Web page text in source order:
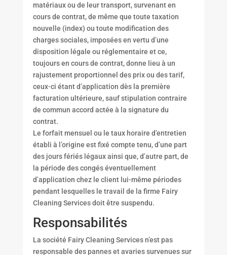
matériaux ou de leur transport, survenant en
cours de contrat, de même que toute taxation
nouvelle (index) ou toute modification des
charges sociales, imposées en vertu d’une
disposition légale ou réglementaire et ce,
toujours en cours de contrat, donne lieu à un
rajustement proportionnel des prix ou des tarif,
ceux-ci étant d’application dès la première
facturation ultérieure, sauf stipulation contraire
de commun accord actée à la signature du
contrat.
Le forfait mensuel ou le taux horaire d’entretien
établi à l’origine est fixé compte tenu, d’une part
des jours fériés légaux ainsi que, d’autre part, de
la période des congés éventuellement
d’application chez le client lui-même périodes
pendant lesquelles le travail de la firme Fairy
Cleaning Services doit être suspendu.
Responsabilités
La société Fairy Cleaning Services n’est pas
responsable des pannes et avaries survenues sur